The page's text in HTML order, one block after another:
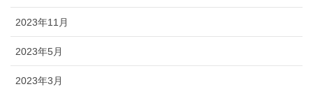
2023年11月
2023年5月
2023年3月